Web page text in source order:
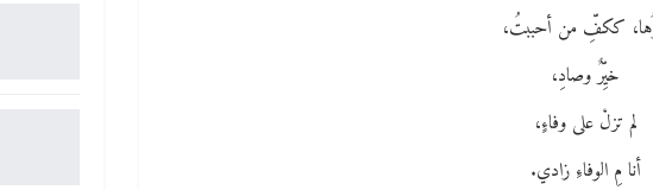
ككفِّ من أحببتُ،
خيِّرٌ وصادِ،
لم تزلْ على وفاءٍ،
أنا مِ الوفاءِ زادي.